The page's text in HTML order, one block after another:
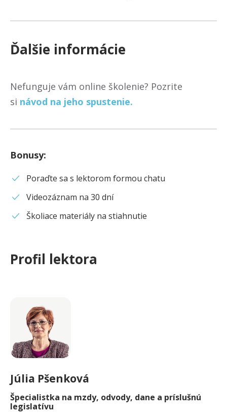
Ďalšie informácie
Nefunguje vám online školenie? Pozrite
si návod na jeho spustenie.
Bonusy:
Poraďte sa s lektorom formou chatu
Videozáznam na 30 dní
Školiace materiály na stiahnutie
Profil lektora
Júlia Pšenková
Špecialistka na mzdy, odvody, dane a príslušnú
legislatívu